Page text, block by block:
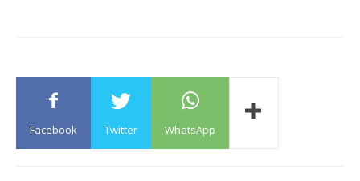
Facebook Twitter WhatsApp